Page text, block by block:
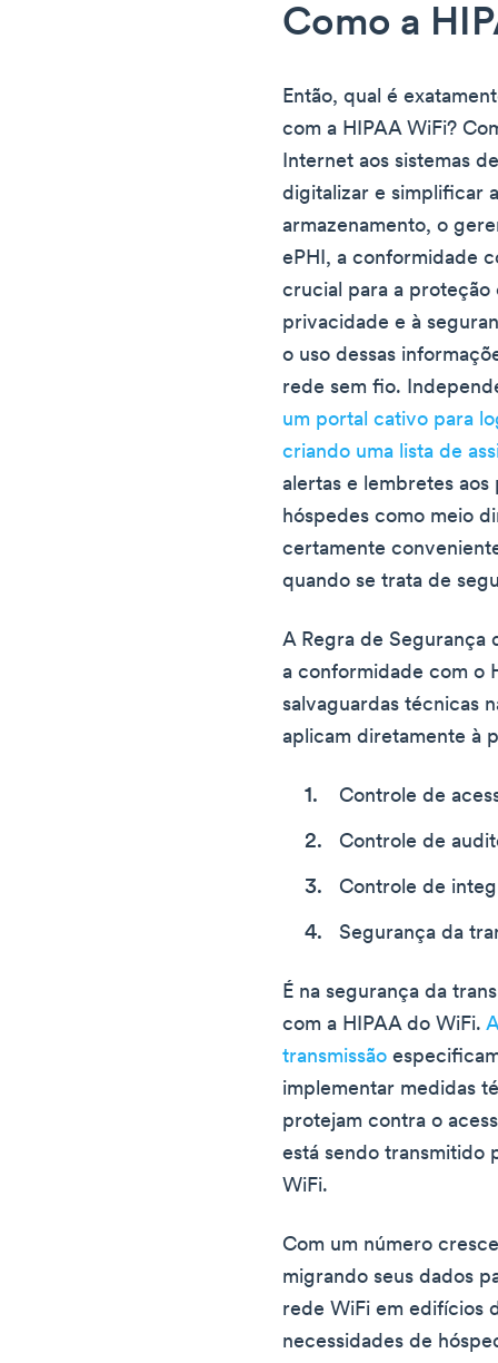
Como a
Então, qual é
com a HIPAA WiFi?
Internet aos sistemas
digitalizar e simplificar
armazenamento, o
ePHI, a conformidade
crucial para a
privacidade e à
o uso dessas
rede sem fio.
um portal cativo para
criando uma lista de
alertas e lembretes
hóspedes como meio
certamente
quando se trata de
A Regra de Segurança
a conformidade com o
salvaguardas técnicas
aplicam diretamente à
Controle de
Controle de
Controle de
Segurança da
É na segurança da
com a HIPAA do WiFi.
transmissão
implementar medidas
protejam contra o
está sendo transmitido
WiFi.
Com um número
migrando seus dados
rede WiFi em edifícios
necessidades de